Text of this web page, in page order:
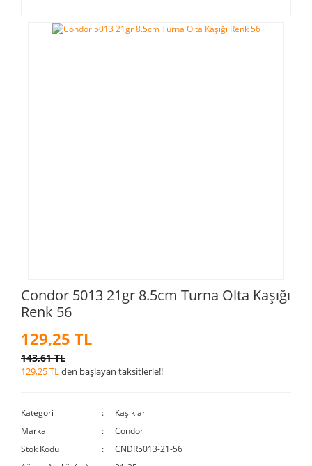
Condor 5013 21gr 8.5cm Turna Olta Kaşığı
Renk 56
129,25 TL
143,61 TL
129,25 TLden başlayan taksitlerle!!
Kategori
Kaşıklar
Marka
Condor
Stok Kodu
CNDR5013-21-56